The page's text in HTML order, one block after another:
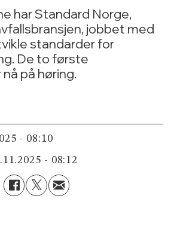
har Standard Norge,
jobbet med
standarder for
De to første
på høring.
- 08:10
- 08:12